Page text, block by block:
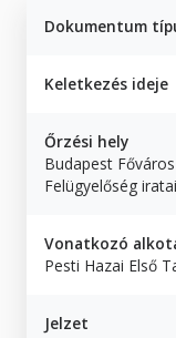
Dokumentum
Keletkezés ideje
Őrzési hely
Budapest
Felügyelőség iratai
Vonatkozó
Pesti Hazai Első
Jelzet